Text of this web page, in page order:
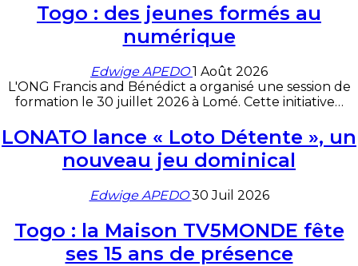
Togo : des jeunes formés au
numérique
Edwige APEDO1 Août 2026
L'ONG Francis and Bénédict a organisé une session de
formation le 30 juillet 2026 à Lomé. Cette initiative…
LONATO lance « Loto Détente », un
nouveau jeu dominical
Edwige APEDO30 Juil 2026
Togo : la Maison TV5MONDE fête
ses 15 ans de présence